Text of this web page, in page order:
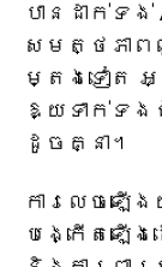
បានដាក់ទង់
សមត្ថភា
ម្តងទៀត
ឱ្យទាក់ទង
ដូចគ្នា។
ការលេចឡើង
បង្កើតឡើ